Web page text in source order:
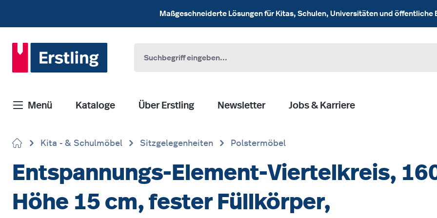
Maßgeschneiderte Lösungen für Kitas, Schulen, Universitäten und öffentliche
Menü Kataloge Über Erstling Newsletter Jobs & Karriere
Kita - & Schulmöbel Sitzgelegenheiten Polstermöbel
Entspannungs-Element-Viertelkreis,
Höhe 15 cm, fester Füllkörper,